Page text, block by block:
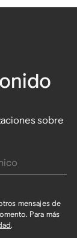
sobre
mensajes de
Para más
.